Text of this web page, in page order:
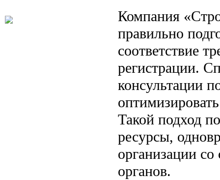
Компания
правильно
соответствие
регистрации.
консультации
Такой подход
ресурсы,
организации
органов.